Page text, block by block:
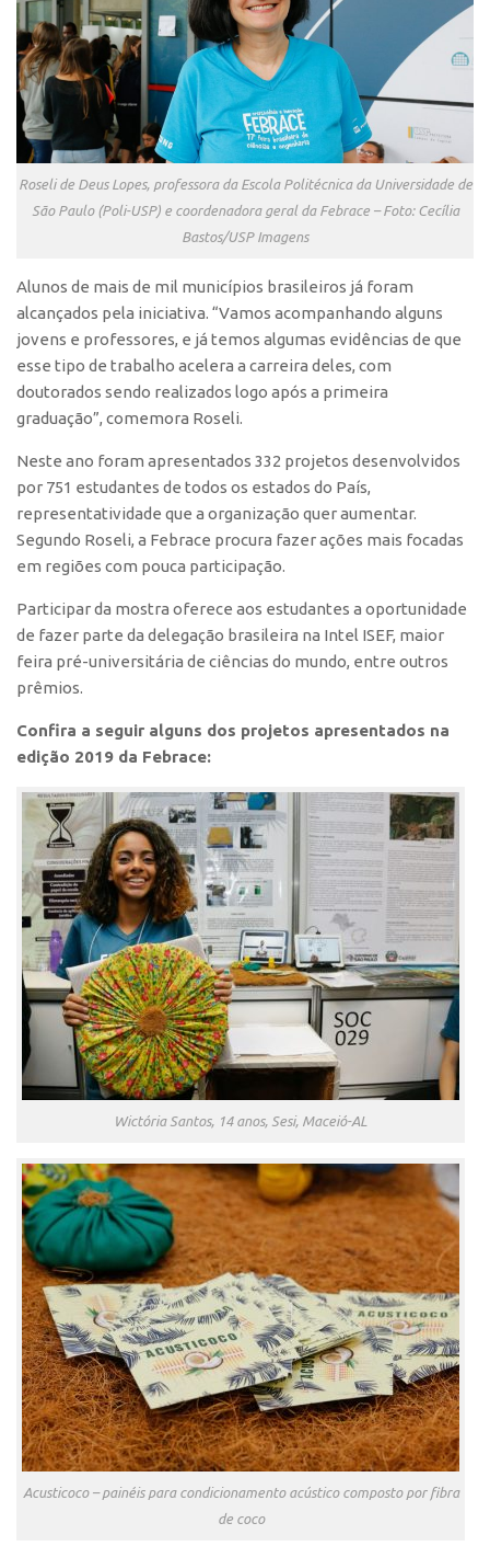
Edição 2019
Edição 2017
Inovação em Números
Propriedade Intelectual
Formas de Proteção
Patentes
Cultivares
Desenho Industrial
Buscar Anterioridade
Como solicitar
VPI – Vocação para Inovação
Patrimônio Genético
Leis e Normas
Editais de TT
PD&I
Chamamento
PIPE/FAPESP
SPRINT
Exceções
Programas
Conexão USP
Conexão Inter-USP
Banco de Patentes
Patentes em Destaque
Empreendedorismo
Jornada Empreendedora
Bolsas
Bolsa Empreendedorismo
Bolsa Startup USP
Prêmio USP de Empreendedorismo
Entidades
Pesquisa
Roseli de Deus Lopes, professora da Escola Politécnica da Universidade de
São Paulo (Poli-USP) e coordenadora geral da Febrace – Foto: Cecília
Bastos/USP Imagens
Alunos de mais de mil municípios brasileiros já foram
alcançados pela iniciativa. “Vamos acompanhando alguns
jovens e professores, e já temos algumas evidências de que
esse tipo de trabalho acelera a carreira deles, com
doutorados sendo realizados logo após a primeira
graduação”, comemora Roseli.
Neste ano foram apresentados 332 projetos desenvolvidos
por 751 estudantes de todos os estados do País,
representatividade que a organização quer aumentar.
Segundo Roseli, a Febrace procura fazer ações mais focadas
em regiões com pouca participação.
Participar da mostra oferece aos estudantes a oportunidade
de fazer parte da delegação brasileira na Intel ISEF, maior
feira pré-universitária de ciências do mundo, entre outros
prêmios.
Confira a seguir alguns dos projetos apresentados na
edição 2019 da Febrace:
Wictória Santos, 14 anos, Sesi, Maceió-AL
Acusticoco – painéis para condicionamento acústico composto por fibra
de coco